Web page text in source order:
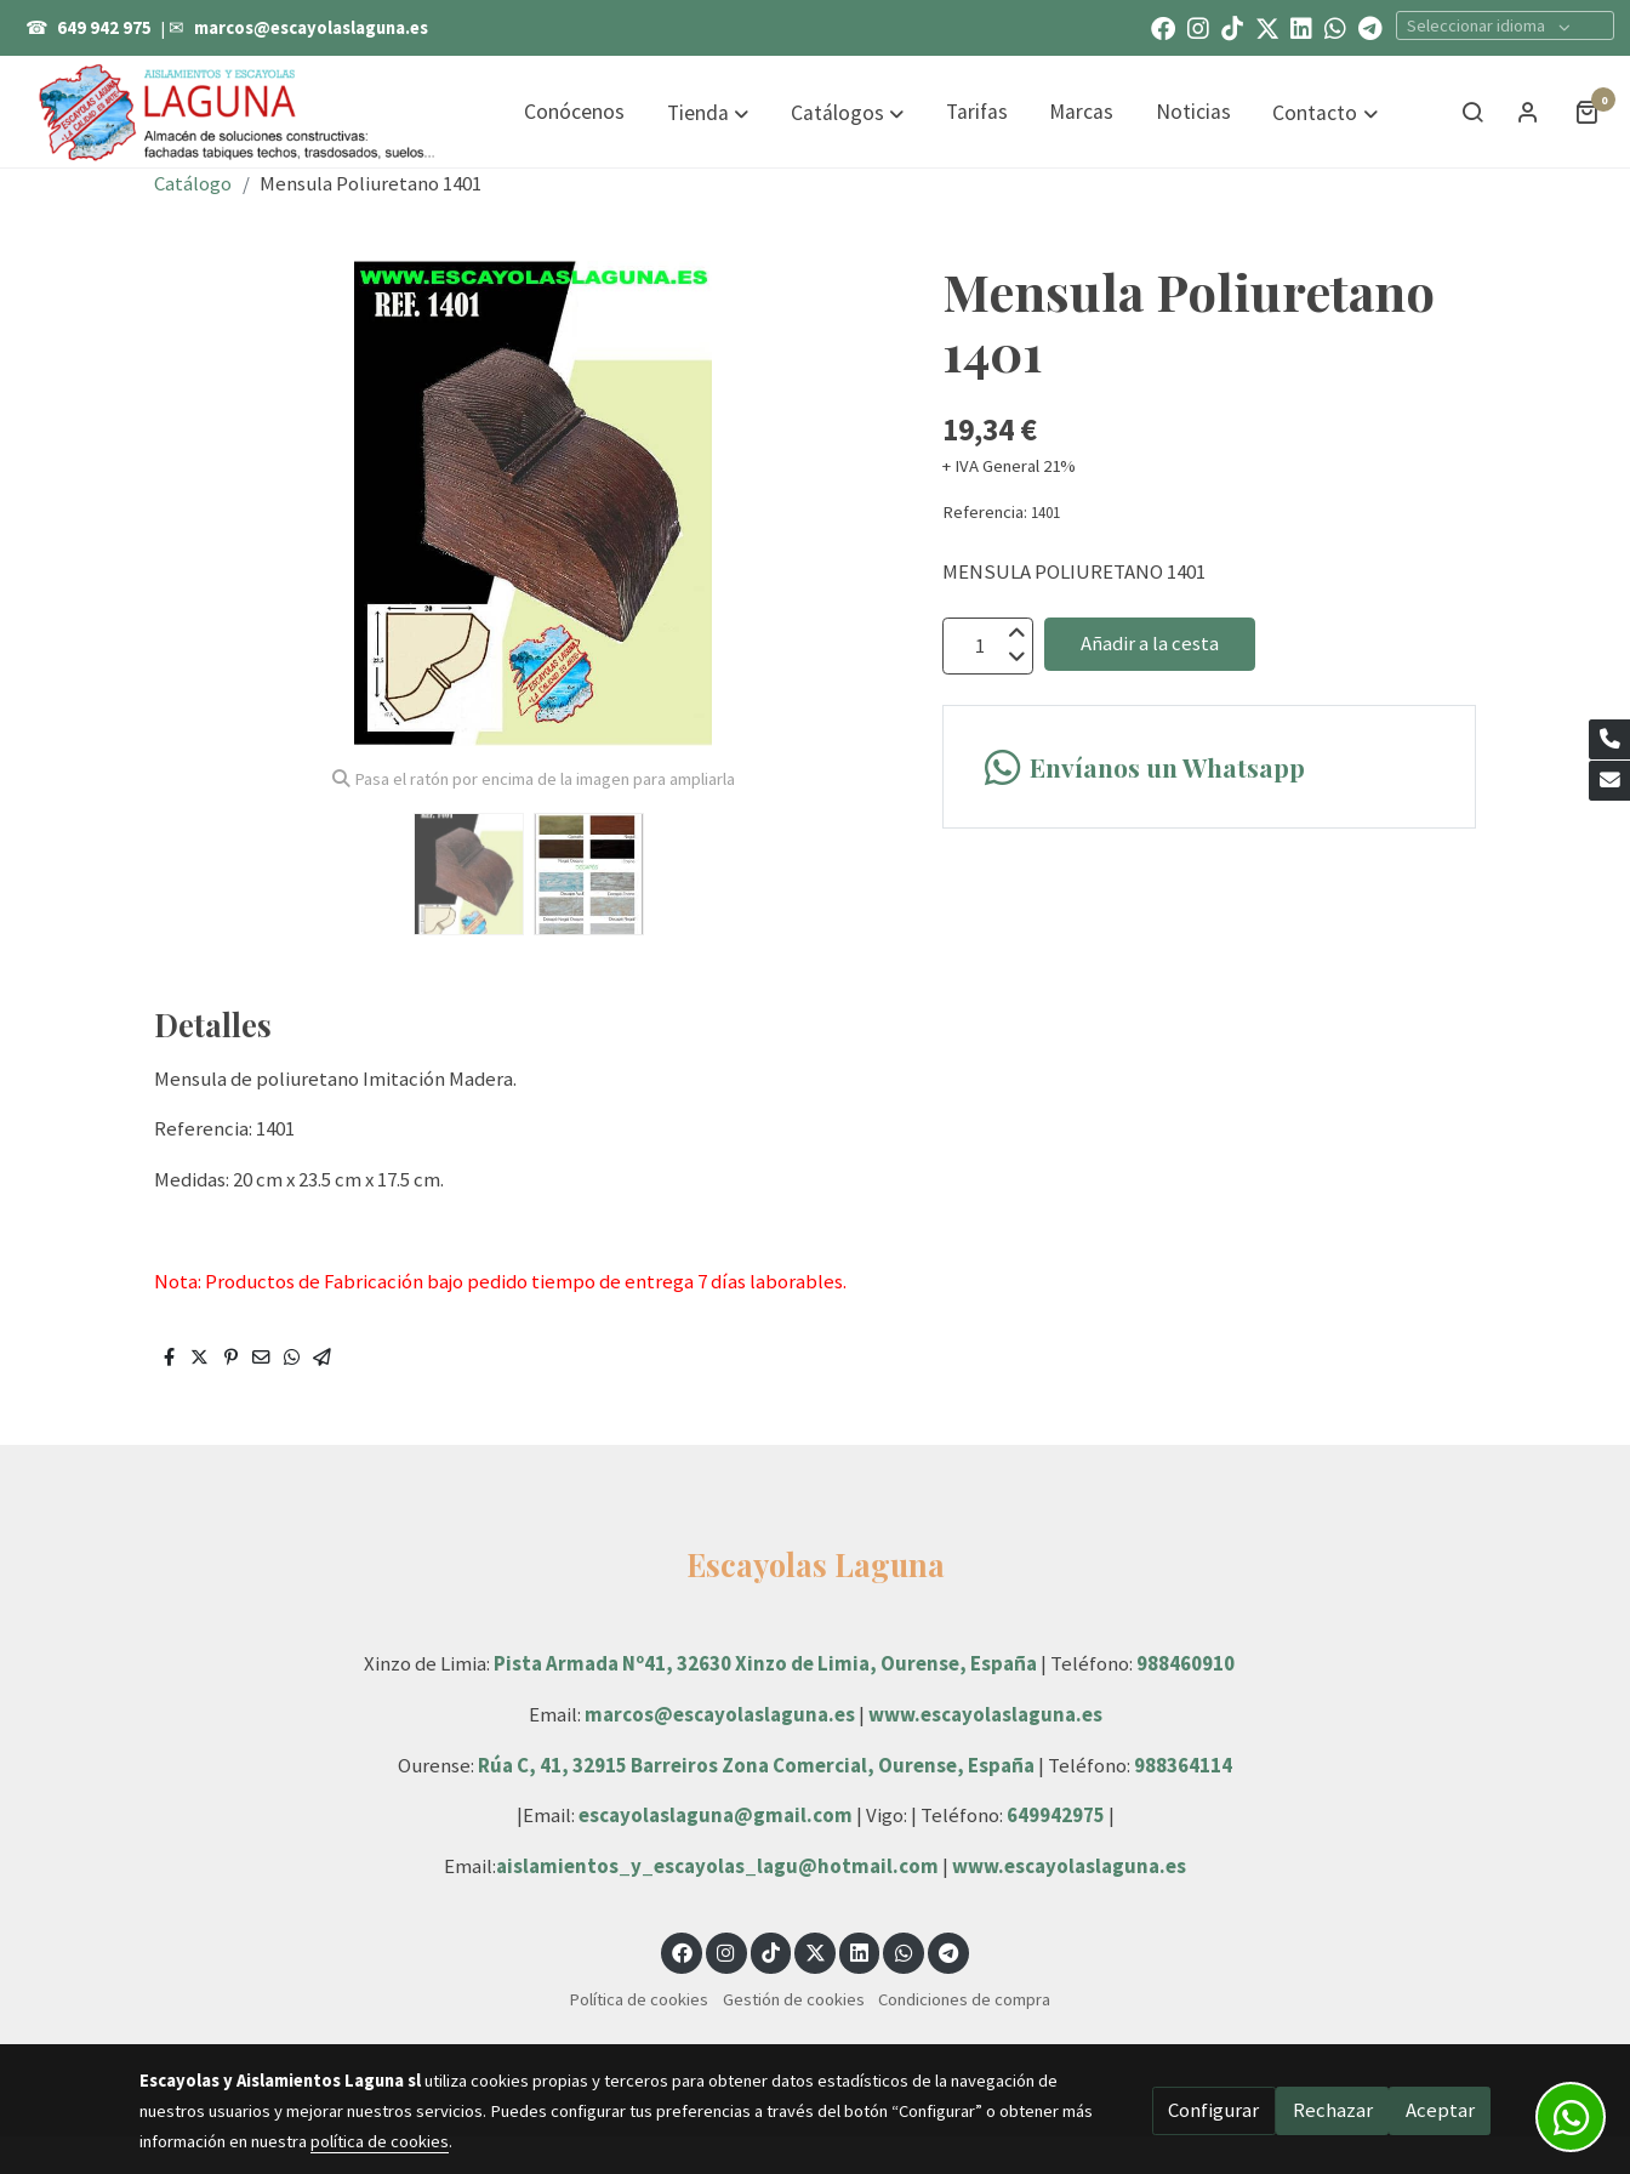
☎ 649 942 975 | ✉ marcos@escayolaslaguna.es Seleccionar idioma
Conócenos Tienda Catálogos Tarifas Marcas Noticias Contacto 0
Catálogo Mensula Poliuretano 1401
Pasa el ratón por encima de la imagen para ampliarla
Detalles
Mensula de poliuretano Imitación Madera.
Referencia: 1401
Medidas: 20 cm x 23.5 cm x 17.5 cm.
Nota: Productos de Fabricación bajo pedido tiempo de entrega 7 días laborables.
Mensula Poliuretano
1401
19,34 €
+ IVA General 21%
Referencia: 1401
MENSULA POLIURETANO 1401
Añadir a la cesta
Envíanos un Whatsapp
Escayolas Laguna
Xinzo de Limia: Pista Armada Nº41, 32630 Xinzo de Limia, Ourense, España | Teléfono: 988460910
Email: marcos@escayolaslaguna.es| www.escayolaslaguna.es
Ourense: Rúa C, 41, 32915 Barreiros Zona Comercial, Ourense, España | Teléfono: 988364114
|Email:escayolaslaguna@gmail.com | Vigo: | Teléfono: 649942975 |
Email:aislamientos_y_escayolas_lagu@hotmail.com | www.escayolaslaguna.es
Política de cookies Gestión de cookies Condiciones de compra
Escayolas y Aislamientos Laguna slutiliza cookies propias y terceros para obtener datos estadísticos de la navegación de
nuestros usuarios y mejorar nuestros servicios. Puedes configurar tus preferencias a través del botón “Configurar” o obtener más
información en nuestra política de cookies.
Configurar Rechazar Aceptar